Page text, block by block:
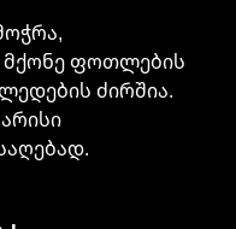
მქონე ფოთლების
ძირშია.